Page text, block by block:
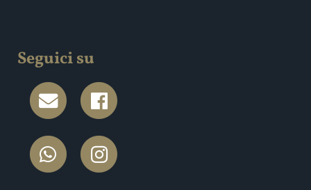
Seguici su